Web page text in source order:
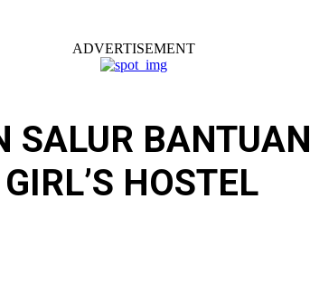
ADVERTISEMENT
SALUR BANTUAN
HOSTEL